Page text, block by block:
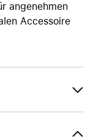
angenehmen
Accessoire